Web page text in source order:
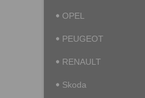
OPEL
PEUGEOT
RENAULT
Skoda